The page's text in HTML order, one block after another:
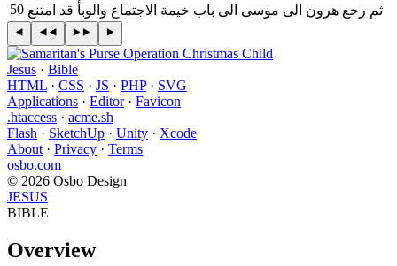
50 ثم رجع هرون الى موسى الى باب خيمة الاجتماع والوبأ قد امتنع
Jesus · Bible
HTML · CSS · JS · PHP· SVG
Applications · Editor· Favicon
.htaccess · acme.sh
Flash · SketchUp · Unity · Xcode
About · Privacy · Terms
osbo.com
© 2026 Osbo Design
JESUS
BIBLE
Overview